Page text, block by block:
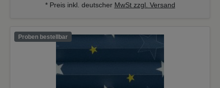
* Preis inkl. deutscher MwSt zzgl. Versand
Proben bestellbar